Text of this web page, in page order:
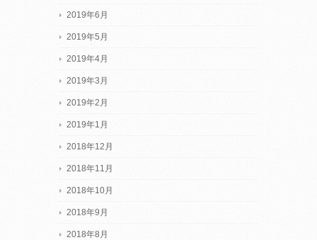
2019年6月
2019年5月
2019年4月
2019年3月
2019年2月
2019年1月
2018年12月
2018年11月
2018年10月
2018年9月
2018年8月